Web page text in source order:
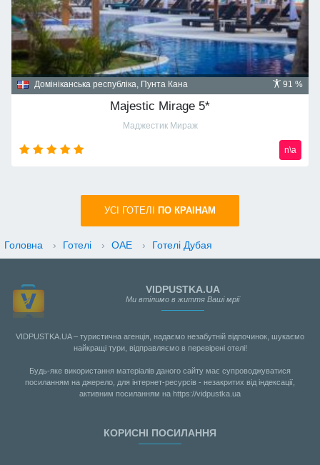
91 %
Домініканська республіка, Пунта Кана
Majestic Mirage 5*
Маджестик Мираж
n\a
УСI ГОТЕЛІ ПО КРАIНАМ
Головна › Готелі › ОАЕ › Готелі Дубая
VIDPUSTKA.UA
Ми втілимо в життя Ваші мрії
VIDPUSTKA.UA – туристична агенція, надаємо незабутній відпочинок, шукаємо
найкращі тури, відправляємо в перевірені отелі!
Будь-яке використання матеріалів даного сайту має супроводжуватися
посиланням на джерело, для інтернет-ресурсів - незакритих від індексації,
активним посиланням на https://vidpustka.ua
КОРИСНІ ПОСИЛАННЯ